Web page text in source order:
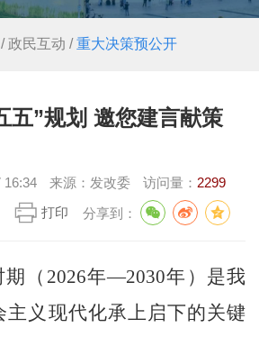
/政民互动 /重大决策预公开
五”规划 邀您建言献策
16:34 来源： 发改委 访问量： 2299
打印 分享到：
期（ 2026年—2030年）是我
主义现代化承上启下的关键